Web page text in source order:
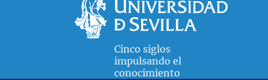
Cinco siglos
impulsando el
conocimiento